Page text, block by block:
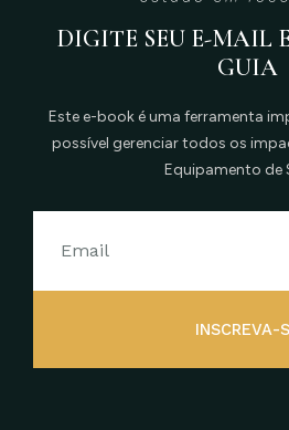
DIGITE SEU E-MAIL
GUIA
Este e-book é uma ferramenta
possível gerenciar todos os
Equipamento de
INSCREVA-